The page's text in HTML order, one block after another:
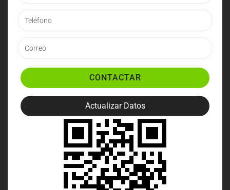
CONTACTAR
Actualizar Datos